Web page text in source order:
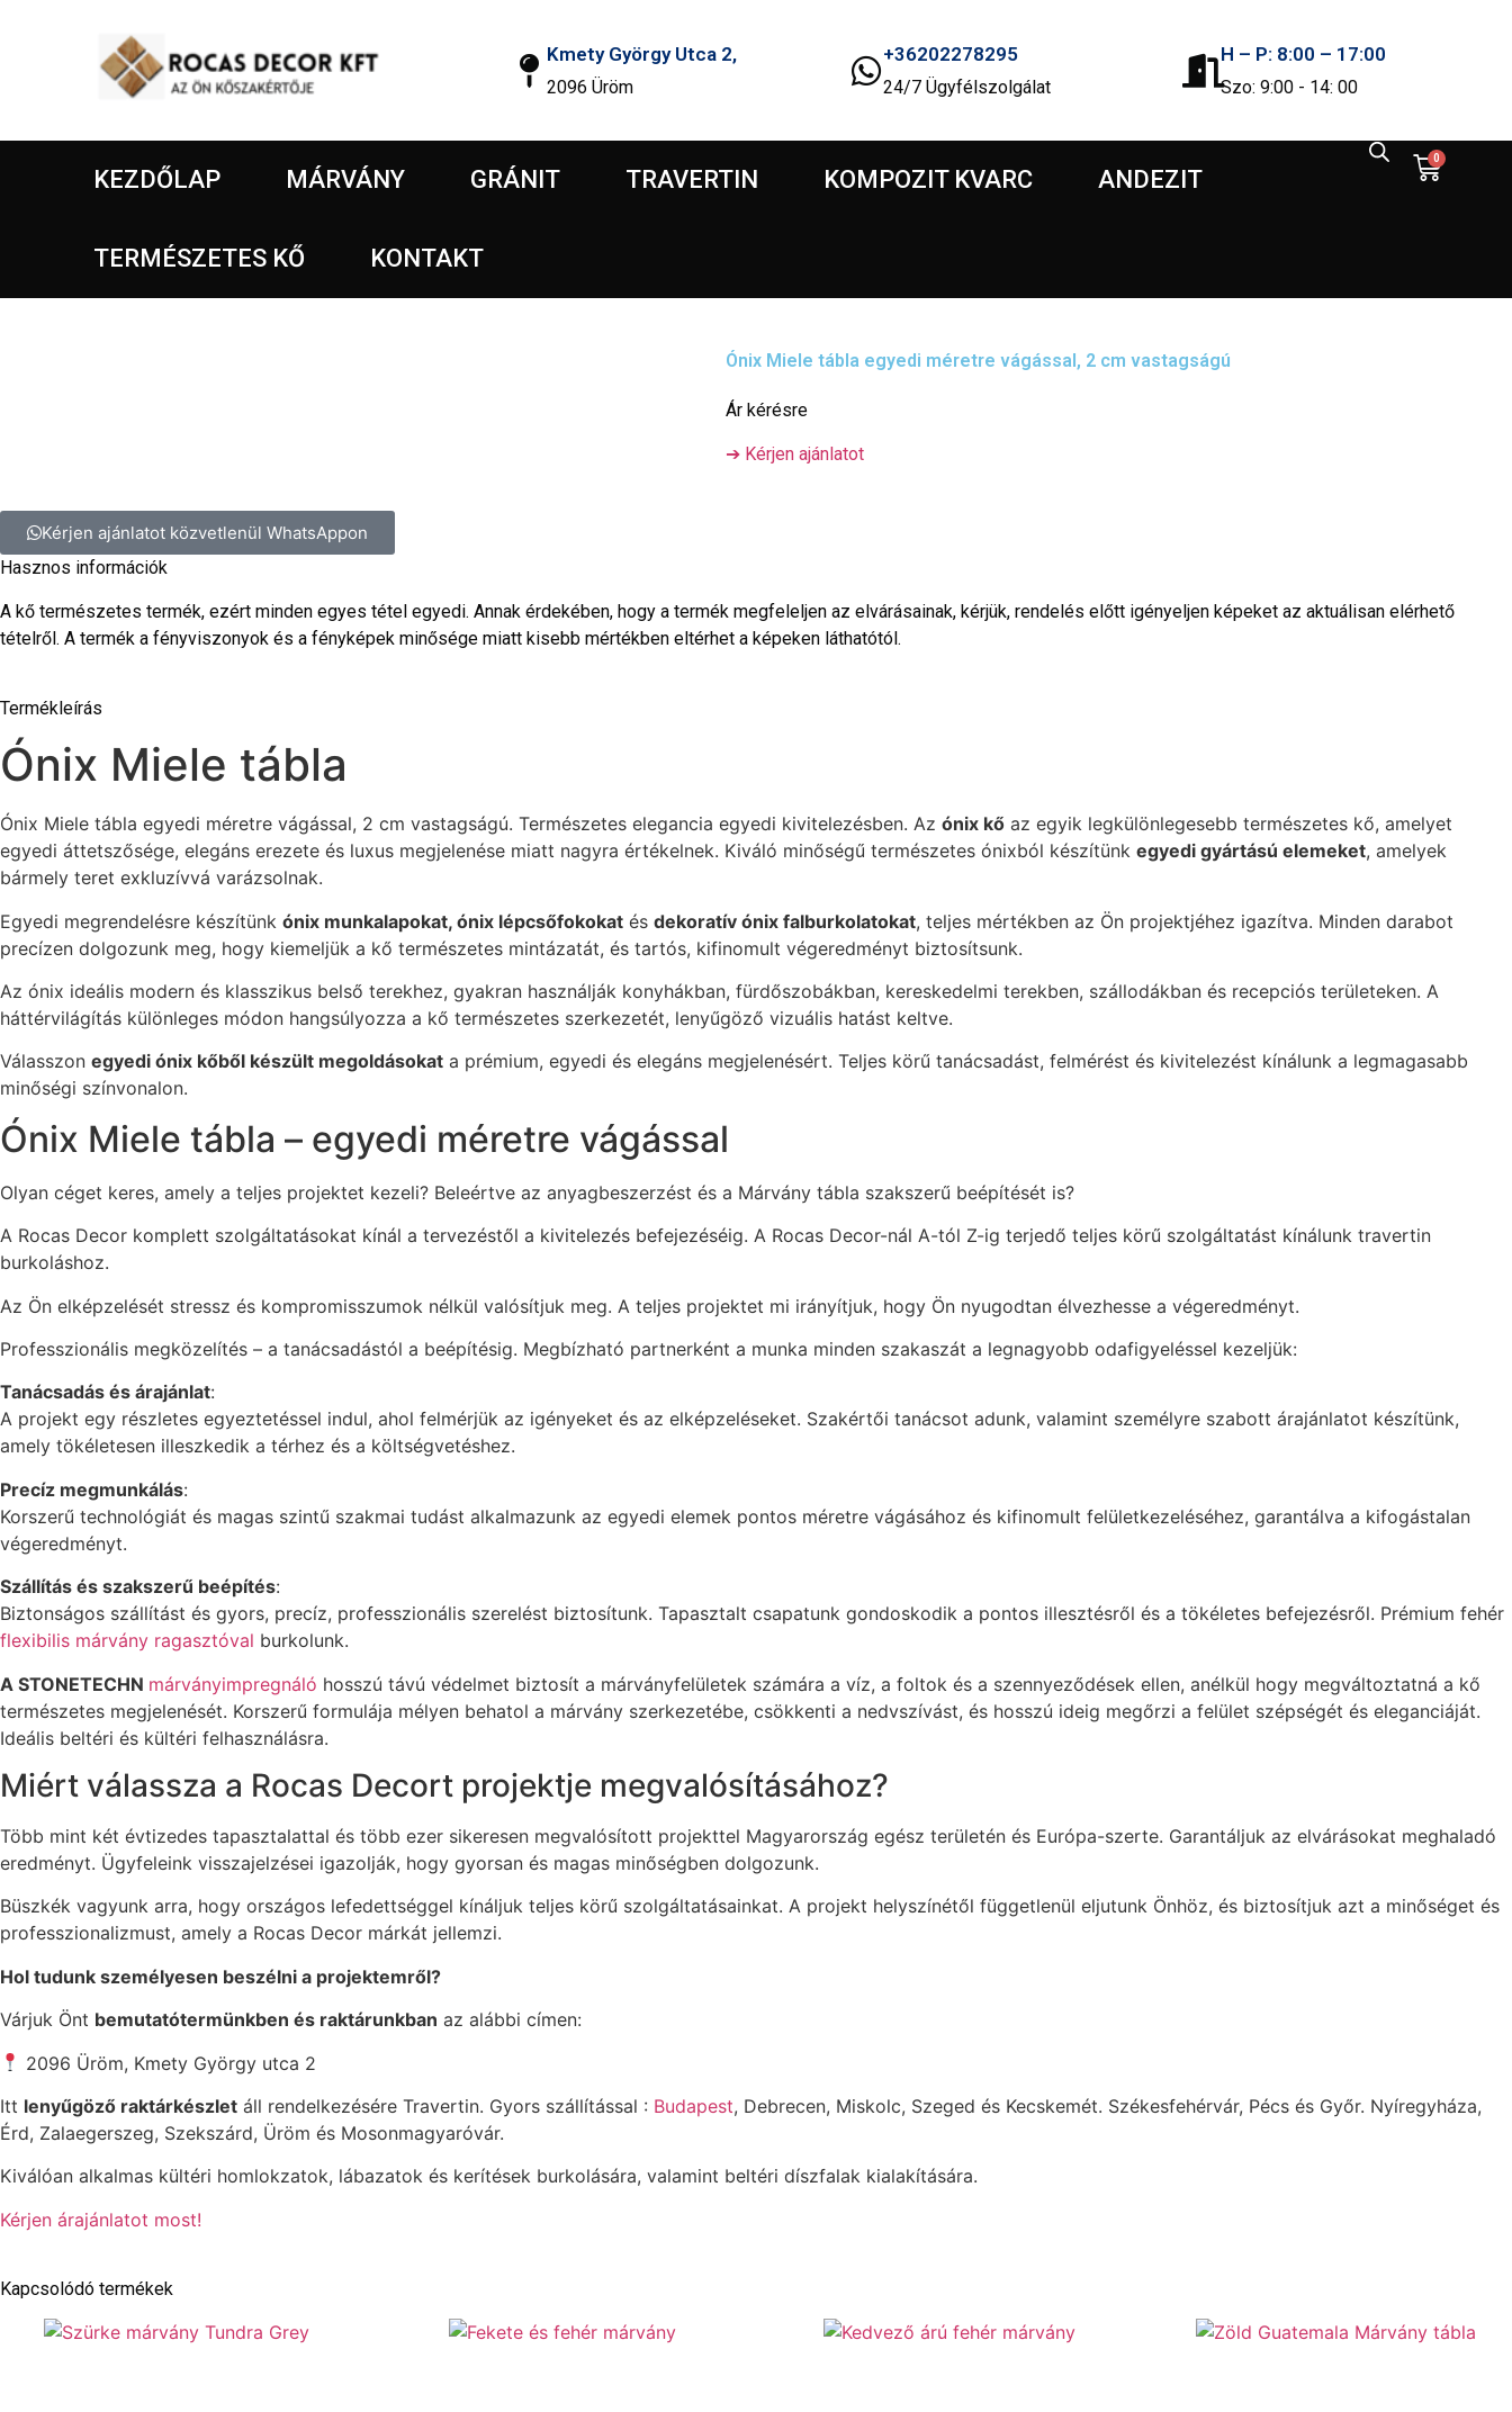
Kmety György Utca 2,
2096 Üröm
+36202278295
24/7 Ügyfélszolgálat
H – P: 8:00 – 17:00
Szo: 9:00 - 14: 00
KEZDŐLAP MÁRVÁNY GRÁNIT TRAVERTIN KOMPOZIT KVARC ANDEZIT
TERMÉSZETES KŐ KONTAKT
0
Ónix Miele tábla egyedi méretre vágással, 2 cm vastagságú
Ár kérésre
➔ Kérjen ajánlatot
Kérjen ajánlatot közvetlenül WhatsAppon
Hasznos információk
A kő természetes termék, ezért minden egyes tétel egyedi. Annak érdekében, hogy a termék megfeleljen az elvárásainak, kérjük, rendelés előtt igényeljen képeket az aktuálisan elérhető
tételről. A termék a fényviszonyok és a fényképek minősége miatt kisebb mértékben eltérhet a képeken láthatótól.
Termékleírás
Ónix Miele tábla
Ónix Miele tábla egyedi méretre vágással, 2 cm vastagságú. Természetes elegancia egyedi kivitelezésben. Az ónix kő az egyik legkülönlegesebb természetes kő, amelyet
egyedi áttetszősége, elegáns erezete és luxus megjelenése miatt nagyra értékelnek. Kiváló minőségű természetes ónixból készítünk egyedi gyártású elemeket, amelyek
bármely teret exkluzívvá varázsolnak.
Egyedi megrendelésre készítünk ónix munkalapokat, ónix lépcsőfokokat és dekoratív ónix falburkolatokat, teljes mértékben az Ön projektjéhez igazítva. Minden darabot
precízen dolgozunk meg, hogy kiemeljük a kő természetes mintázatát, és tartós, kifinomult végeredményt biztosítsunk.
Az ónix ideális modern és klasszikus belső terekhez, gyakran használják konyhákban, fürdőszobákban, kereskedelmi terekben, szállodákban és recepciós területeken. A
háttérvilágítás különleges módon hangsúlyozza a kő természetes szerkezetét, lenyűgöző vizuális hatást keltve.
Válasszon egyedi ónix kőből készült megoldásokat a prémium, egyedi és elegáns megjelenésért. Teljes körű tanácsadást, felmérést és kivitelezést kínálunk a legmagasabb
minőségi színvonalon.
Ónix Miele tábla – egyedi méretre vágással
Olyan céget keres, amely a teljes projektet kezeli? Beleértve az anyagbeszerzést és a Márvány tábla szakszerű beépítését is?
A Rocas Decor komplett szolgáltatásokat kínál a tervezéstől a kivitelezés befejezéséig. A Rocas Decor-nál A-tól Z-ig terjedő teljes körű szolgáltatást kínálunk travertin
burkoláshoz.
Az Ön elképzelését stressz és kompromisszumok nélkül valósítjuk meg. A teljes projektet mi irányítjuk, hogy Ön nyugodtan élvezhesse a végeredményt.
Professzionális megközelítés – a tanácsadástól a beépítésig. Megbízható partnerként a munka minden szakaszát a legnagyobb odafigyeléssel kezeljük:
Tanácsadás és árajánlat:
A projekt egy részletes egyeztetéssel indul, ahol felmérjük az igényeket és az elképzeléseket. Szakértői tanácsot adunk, valamint személyre szabott árajánlatot készítünk,
amely tökéletesen illeszkedik a térhez és a költségvetéshez.
Precíz megmunkálás:
Korszerű technológiát és magas szintű szakmai tudást alkalmazunk az egyedi elemek pontos méretre vágásához és kifinomult felületkezeléséhez, garantálva a kifogástalan
végeredményt.
Szállítás és szakszerű beépítés:
Biztonságos szállítást és gyors, precíz, professzionális szerelést biztosítunk. Tapasztalt csapatunk gondoskodik a pontos illesztésről és a tökéletes befejezésről. Prémium fehér
flexibilis márvány ragasztóval burkolunk.
A STONETECHN márványimpregnáló hosszú távú védelmet biztosít a márványfelületek számára a víz, a foltok és a szennyeződések ellen, anélkül hogy megváltoztatná a kő
természetes megjelenését. Korszerű formulája mélyen behatol a márvány szerkezetébe, csökkenti a nedvszívást, és hosszú ideig megőrzi a felület szépségét és eleganciáját.
Ideális beltéri és kültéri felhasználásra.
Miért válassza a Rocas Decort projektje megvalósításához?
Több mint két évtizedes tapasztalattal és több ezer sikeresen megvalósított projekttel Magyarország egész területén és Európa-szerte. Garantáljuk az elvárásokat meghaladó
eredményt. Ügyfeleink visszajelzései igazolják, hogy gyorsan és magas minőségben dolgozunk.
Büszkék vagyunk arra, hogy országos lefedettséggel kínáljuk teljes körű szolgáltatásainkat. A projekt helyszínétől függetlenül eljutunk Önhöz, és biztosítjuk azt a minőséget és
professzionalizmust, amely a Rocas Decor márkát jellemzi.
Hol tudunk személyesen beszélni a projektemről?
Várjuk Önt bemutatótermünkben és raktárunkban az alábbi címen:
2096 Üröm, Kmety György utca 2
Itt lenyűgöző raktárkészlet áll rendelkezésére Travertin. Gyors szállítással : Budapest, Debrecen, Miskolc, Szeged és Kecskemét. Székesfehérvár, Pécs és Győr. Nyíregyháza,
Érd, Zalaegerszeg, Szekszárd, Üröm és Mosonmagyaróvár.
Kiválóan alkalmas kültéri homlokzatok, lábazatok és kerítések burkolására, valamint beltéri díszfalak kialakítására.
Kérjen árajánlatot most!
Kapcsolódó termékek